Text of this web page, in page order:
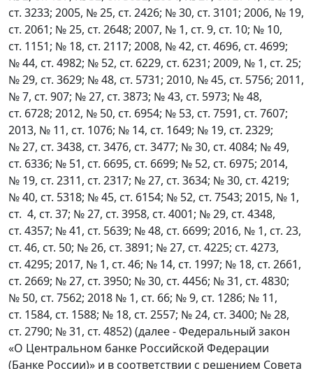
ст. 3233; 2005, № 25, ст. 2426; № 30, ст. 3101; 2006, № 19,
ст. 2061; № 25, ст. 2648; 2007, № 1, ст. 9, ст. 10; № 10,
ст. 1151; № 18, ст. 2117; 2008, № 42, ст. 4696, ст. 4699;
№ 44, ст. 4982; № 52, ст. 6229, ст. 6231; 2009, № 1, ст. 25;
№ 29, ст. 3629; № 48, ст. 5731; 2010, № 45, ст. 5756; 2011,
№ 7, ст. 907; № 27, ст. 3873; № 43, ст. 5973; № 48,
ст. 6728; 2012, № 50, ст. 6954; № 53, ст. 7591, ст. 7607;
2013, № 11, ст. 1076; № 14, ст. 1649; № 19, ст. 2329;
№ 27, ст. 3438, ст. 3476, ст. 3477; № 30, ст. 4084; № 49,
ст. 6336; № 51, ст. 6695, ст. 6699; № 52, ст. 6975; 2014,
№ 19, ст. 2311, ст. 2317; № 27, ст. 3634; № 30, ст. 4219;
№ 40, ст. 5318; № 45, ст. 6154; № 52, ст. 7543; 2015, № 1,
ст. 4, ст. 37; № 27, ст. 3958, ст. 4001; № 29, ст. 4348,
ст. 4357; № 41, ст. 5639; № 48, ст. 6699; 2016, № 1, ст. 23,
ст. 46, ст. 50; № 26, ст. 3891; № 27, ст. 4225; ст. 4273,
ст. 4295; 2017, № 1, ст. 46; № 14, ст. 1997; № 18, ст. 2661,
ст. 2669; № 27, ст. 3950; № 30, ст. 4456; № 31, ст. 4830;
№ 50, ст. 7562; 2018 № 1, ст. 66; № 9, ст. 1286; № 11,
ст. 1584, ст. 1588; № 18, ст. 2557; № 24, ст. 3400; № 28,
ст. 2790; № 31, ст. 4852) (далее - Федеральный закон
«О Центральном банке Российской Федерации
(Банке России)» и в соответствии с решением Совета